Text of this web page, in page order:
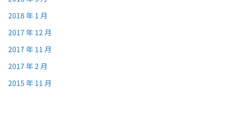
2018 年 1 月
2017 年 12 月
2017 年 11 月
2017 年 2 月
2015 年 11 月